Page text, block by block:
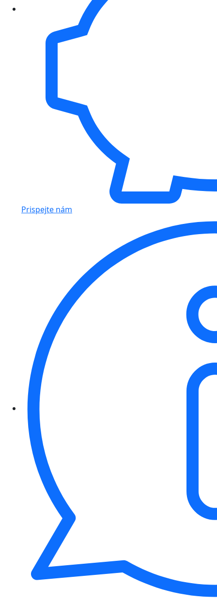
Prispejte nám